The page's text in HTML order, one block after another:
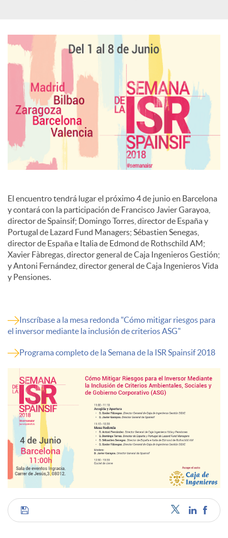
e
s
El encuentro tendrá lugar el próximo 4 de junio en Barcelona
y contará con la participación de Francisco Javier Garayoa,
director de Spainsif; Domingo Torres, director de España y
Portugal de Lazard Fund Managers; Sébastien Senegas,
director de España e Italia de Edmond de Rothschild AM;
Xavier Fàbregas, director general de Caja Ingenieros Gestión;
y Antoni Fernández, director general de Caja Ingenieros Vida
y Pensiones.
Inscríbase a la mesa redonda "Cómo mitigar riesgos para
el inversor mediante la inclusión de criterios ASG"
Programa completo de la Semana de la ISR Spainsif 2018
C